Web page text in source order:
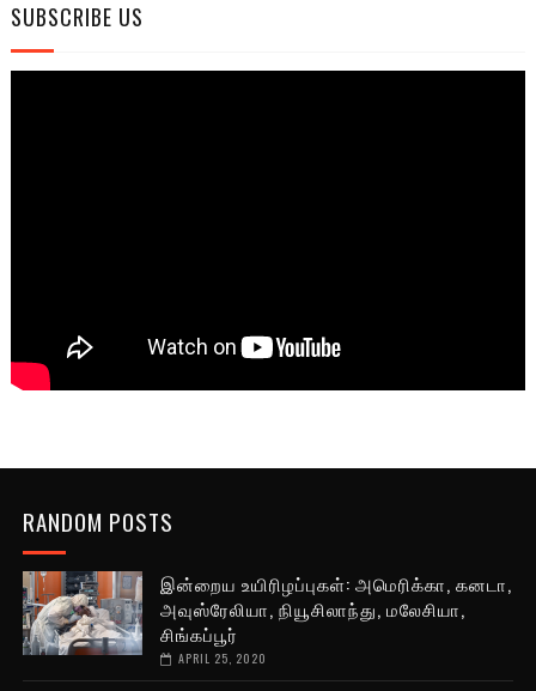
SUBSCRIBE US
RANDOM POSTS
இன்றைய உயிரிழப்புகள்: அமெரிக்கா, கனடா,
அவுஸ்ரேலியா, நியூசிலாந்து, மலேசியா,
சிங்கப்பூர்
APRIL 25, 2020